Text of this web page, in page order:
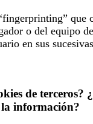
o del equipo
en sus
de terceros?
información?